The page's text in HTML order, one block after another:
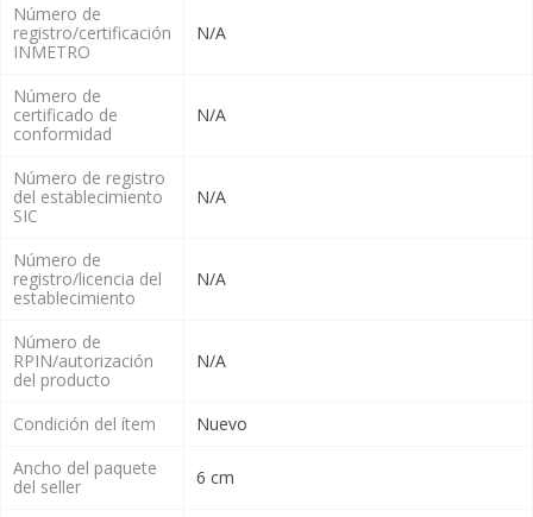
Número de
registro/certificación
INMETRO
N/A
Número de
certificado de
conformidad
N/A
Número de registro
del establecimiento
SIC
N/A
Número de
registro/licencia del
establecimiento
N/A
Número de
RPIN/autorización
del producto
N/A
Condición del ítem
Nuevo
Ancho del paquete
del seller
6 cm